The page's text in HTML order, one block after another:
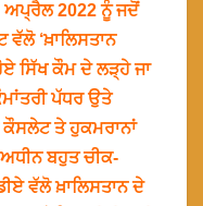
ਅਪ੍ਰੈਲ 2022 ਨੂੰ ਜਦੋਂ
‘ਖ਼ਾਲਿਸਤਾਨ
ਸਿੱਖ ਕੌਮ ਦੇ ਲੜ੍ਹੇ ਜਾ
ਪੱਧਰ ਉਤੇ
ਤੇ ਹੁਕਮਰਾਨਾਂ
ਬਹੁਤ ਚੀਕ-
ਵੱਲੋ ਖ਼ਾਲਿਸਤਾਨ ਦੇ